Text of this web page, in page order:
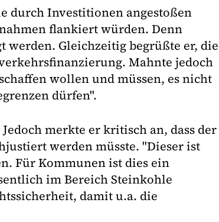
durch Investitionen angestoßen
flankiert würden. Denn
werden. Gleichzeitig begrüßte er, die
Mahnte jedoch
wollen und müssen, es nicht
dürfen".
merkte er kritisch an, dass der
werden müsste. "Dieser ist
Für Kommunen ist dies ein
im Bereich Steinkohle
damit u.a. die